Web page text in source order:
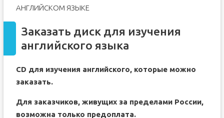
АНГЛИЙСКОМ ЯЗЫКЕ
Заказать диск для изучения
английского языка
CD для изучения английского, которые можно
заказать.
Для заказчиков, живущих за пределами России,
возможна только предоплата.